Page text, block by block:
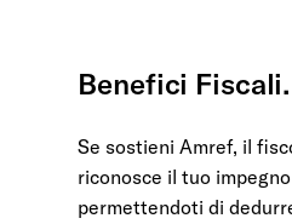
Benefici Fiscali.
Se sostieni Amref, il
riconosce il tuo impegno
permettendoti di